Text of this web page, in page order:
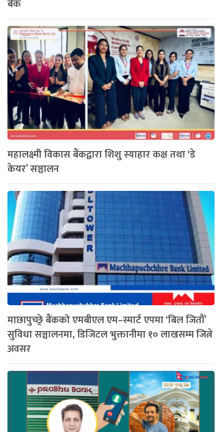
बैंक
महालक्ष्मी विकास बैंकद्वारा शिशु स्याहार कक्ष तथा ‘डे
केयर’ सञ्चालन
माछापुच्छ्रे बैंकको एमबीएल एम–स्मार्ट एपमा ‘बिल जितौं’
सुविधा सञ्चालनमा, डिजिटल भुक्तानीमा १० लाखसम्म जित्ने
अवसर